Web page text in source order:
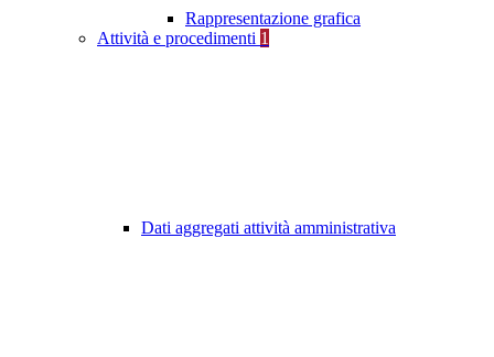
Rappresentazione grafica
Attività e procedimenti 1
Dati aggregati attività amministrativa